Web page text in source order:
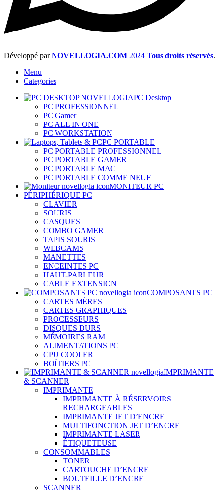
Développé parNOVELLOGIA.COM 2024 Tous droits réservés.
Menu
Categories
PC Desktop
PC PROFESSIONNEL
PC Gamer
PC ALL IN ONE
PC WORKSTATION
PC PORTABLE
PC PORTABLE PROFESSIONNEL
PC PORTABLE GAMER
PC PORTABLE MAC
PC PORTABLE COMME NEUF
MONITEUR PC
PÉRIPHÉRIQUE PC
CLAVIER
SOURIS
CASQUES
COMBO GAMER
TAPIS SOURIS
WEBCAMS
MANETTES
ENCEINTES PC
HAUT-PARLEUR
CABLE EXTENSION
COMPOSANTS PC
CARTES MÈRES
CARTES GRAPHIQUES
PROCESSEURS
DISQUES DURS
MÉMOIRES RAM
ALIMENTATIONS PC
CPU COOLER
BOÎTIERS PC
IMPRIMANTE
& SCANNER
IMPRIMANTE
IMPRIMANTE À RÉSERVOIRS
RECHARGEABLES
IMPRIMANTE JET D’ENCRE
MULTIFONCTION JET D’ENCRE
IMPRIMANTE LASER
ÉTIQUETEUSE
CONSOMMABLES
TONER
CARTOUCHE D’ENCRE
BOUTEILLE D’ENCRE
SCANNER